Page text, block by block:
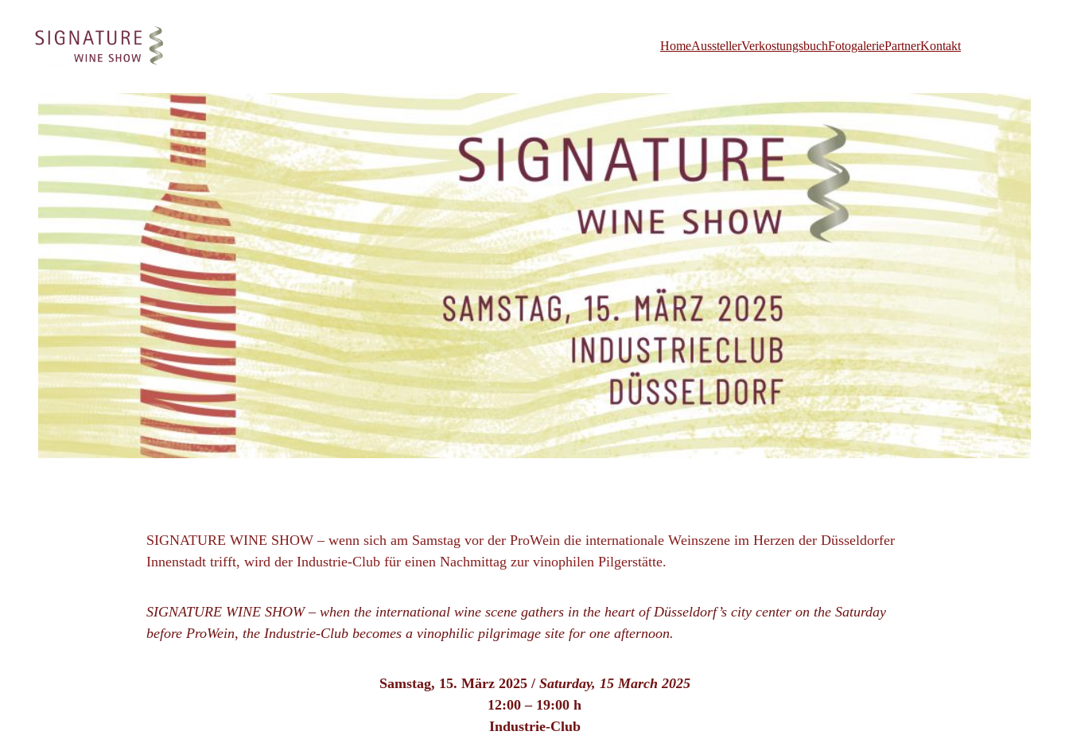
HomeAusstellerVerkostungsbuchFotogaleriePartnerKontakt
SIGNATURE WINE SHOW – wenn sich am Samstag vor der ProWein die internationale Weinszene im Herzen der Düsseldorfer
Innenstadt trifft, wird der Industrie-Club für einen Nachmittag zur vinophilen Pilgerstätte.
SIGNATURE WINE SHOW – when the international wine scene gathers in the heart of Düsseldorf’s city center on the Saturday
before ProWein, the Industrie-Club becomes a vinophilic pilgrimage site for one afternoon.
Samstag, 15. März2025 / Saturday, 15 March 2025
12:00 – 19:00 h
Industrie-Club